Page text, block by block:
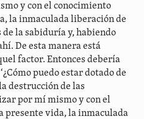
y con el conocimiento
la inmaculada liberación de
la sabiduría y, habiendo
De esta manera está
factor. Entonces debería
puedo estar dotado de
destrucción de las
por mí mismo y con el
presente vida, la inmaculada